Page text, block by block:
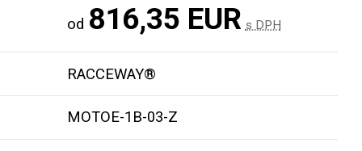
od 816,35 EUR s DPH
RACCEWAY®
MOTOE-1B-03-Z